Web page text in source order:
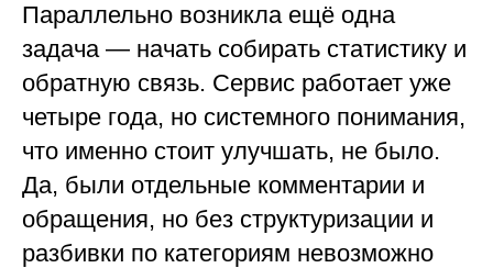
Параллельно возникла ещё одна
задача — начать собирать статистику и
обратную связь. Сервис работает уже
четыре года, но системного понимания,
что именно стоит улучшать, не было.
Да, были отдельные комментарии и
обращения, но без структуризации и
разбивки по категориям невозможно